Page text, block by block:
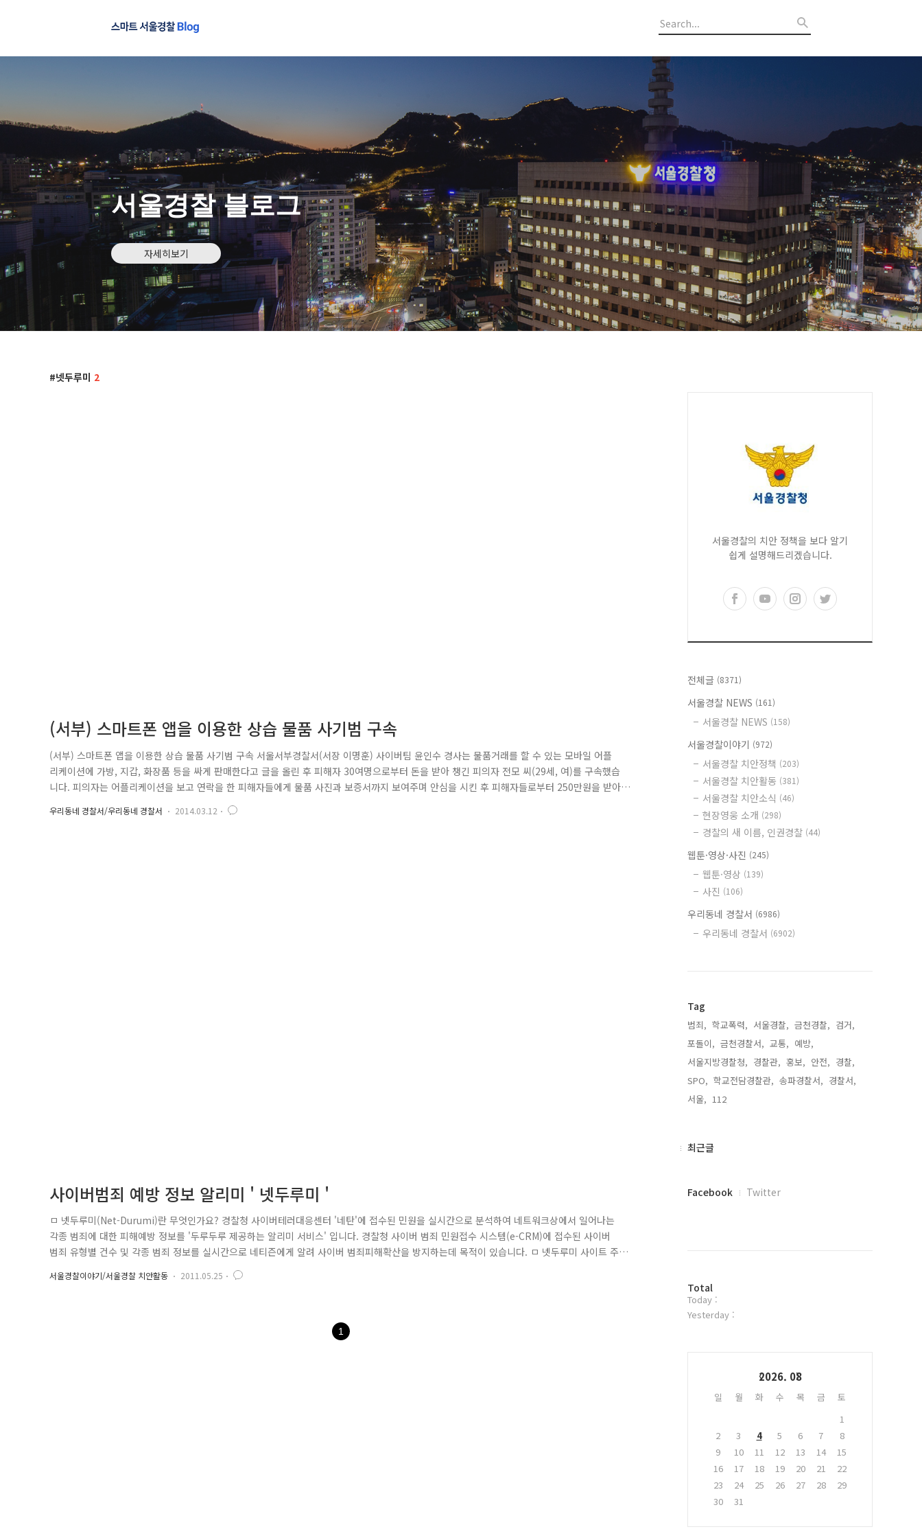
서울경찰 블로그
자세히보기
넷두루미 2
(서부) 스마트폰 앱을 이용한 상습 물품 사기범 구속
(서부) 스마트폰 앱을 이용한 상습 물품 사기범 구속 서울서부경찰서(서장 이명훈) 사이버팀 윤인수 경사는 물품거래를 할 수 있는 모바일 어플
리케이션에 가방, 지갑, 화장품 등을 싸게 판매한다고 글을 올린 후 피해자 30여명으로부터 돈을 받아 챙긴 피의자 전모 씨(29세, 여)를 구속했습
니다. 피의자는 어플리케이션을 보고 연락을 한 피해자들에게 물품 사진과 보증서까지 보여주며 안심을 시킨 후 피해자들로부터 250만원을 받아
챙겼습니다. 서울 서부경찰서 사이버팀 윤인수 경사는 소액의 경우 피해자들이 신고를 하지 않는 점을 고려하여 피의자의 여죄를 추적하고 있으
며, 아울러 이러한 물품사기 피해를 예방하기 위해 상대방에게 돈을 보내기 전에 경찰청 넷두루미 또는 인터넷 카페 더치트에서 사고 계좌 여부
우리동네 경찰서/우리동네 경찰서 2014.03.12
사이버범죄 예방 정보 알리미 ' 넷두루미 '
ㅁ 넷두루미(Net-Durumi)란 무엇인가요? 경찰청 사이버테러대응센터 '네탄'에 접수된 민원을 실시간으로 분석하여 네트워크상에서 일어나는
각종 범죄에 대한 피해예방 정보를 '두루두루 제공하는 알리미 서비스' 입니다. 경찰청 사이버 범죄 민원접수 시스템(e-CRM)에 접수된 사이버
범죄 유형별 건수 및 각종 범죄 정보를 실시간으로 네티즌에게 알려 사이버 범죄피해확산을 방지하는데 목적이 있습니다. ㅁ 넷두루미 사이트 주
소 http://www.net-durumi.go.kr ㅁ 넷두루미의 주요기능은 무엇인가요? 경찰청 사이버 범죄 민원접수 시스템(e-CRM)에 접수된 사이버범
죄 민원을 실시간으로 분석하여 전일, 전주, 전월 대비 신고 건의 증감에 따라 해킹 바이러스, 개인정보 도용, 게임 사기, 인터넷 ..
서울경찰이야기/서울경찰 치안활동 2011.05.25
1
서울경찰의 치안 정책을 보다 알기
쉽게 설명해드리겠습니다.
전체글 (8371)
서울경찰 NEWS (161)
서울경찰 NEWS (158)
서울경찰이야기 (972)
서울경찰 치안정책 (203)
서울경찰 치안활동 (381)
서울경찰 치안소식 (46)
현장영웅 소개 (298)
경찰의 새 이름, 인권경찰 (44)
웹툰·영상·사진 (245)
웹툰·영상 (139)
사진 (106)
우리동네 경찰서 (6986)
우리동네 경찰서 (6902)
Tag
범죄, 학교폭력, 서울경찰, 금천경찰, 검거,
포돌이, 금천경찰서, 교통, 예방,
서울지방경찰청, 경찰관, 홍보, 안전, 경찰,
SPO, 학교전담경찰관, 송파경찰서, 경찰서,
서울, 112,
최
최근글
페
플
러
그
Facebook Twitter
방
문
자
Total
Today :
Yesterday :
2026. 08
일 월 화 수 목 금
토
1
2
3 4 5 6 7
8
9
10 11 12 13 14
15
16
17 18 19 20 21
22
23
24 25 26 27 28
29
30
31